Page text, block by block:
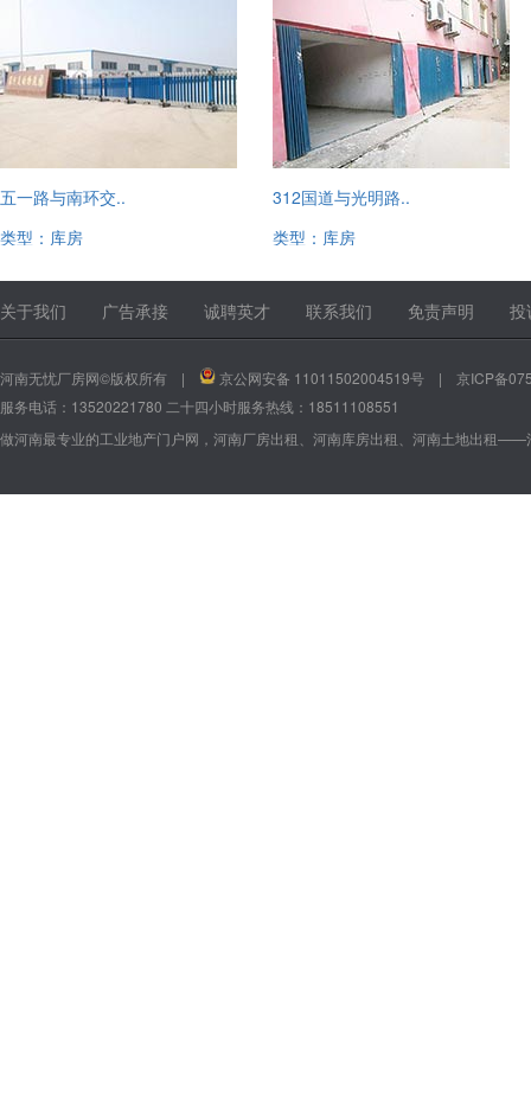
五一路与南环交..
类型：库房
13520221780
312国道与光明路..
类型：库房
13520221780
关于我们
广告承接 诚聘英才 联系我们 免责声明 投
河南无忧厂房网©版权所有 | 京公网安备 11011502004519号 | 京ICP备
服务电话：13520221780 二十四小时服务热线：18511108551
做河南最专业的工业地产门户网，河南厂房出租、河南库房出租、河南土地出租